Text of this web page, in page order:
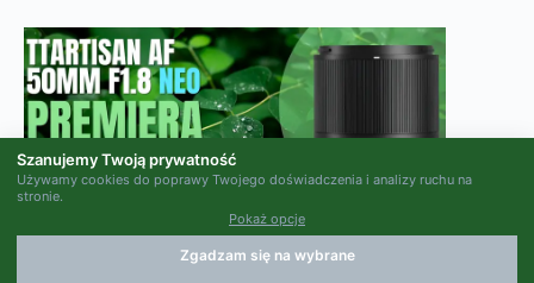
Szanujemy Twoją prywatność
Używamy cookies do poprawy Twojego doświadczenia i analizy ruchu na
stronie.
Pokaż opcje
Zgadzam się na wybrane